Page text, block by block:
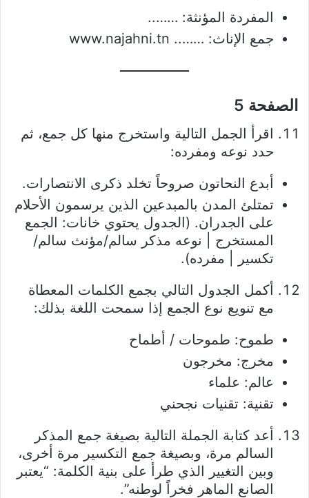
المفردة المؤنثة: ……..
جمع الإناث: …….. www.najahni.tn
الصفحة 5
اقرأ الجمل التالية واستخرج منها كل جمع، ثم
حدد نوعه ومفرده:
أبدع النحاتون صروحاً تخلد ذكرى الانتصارات.
تمتلئ المدن بالمبدعين الذين يرسمون الأحلام
على الجدران. (الجدول يحتوي خانات: الجمع
المستخرج | نوعه مذكر سالم/مؤنث سالم/
تكسير | مفرده).
أكمل الجدول التالي بجمع الكلمات المعطاة
مع تنويع نوع الجمع إذا سمحت اللغة بذلك:
طموح: طموحات / أطماح
مخرج: مخرجون
عالم: علماء
تقنية: تقنيات نجحني
أعد كتابة الجملة التالية بصيغة جمع المذكر
السالم مرة، وبصيغة جمع التكسير مرة أخرى،
وبين التغيير الذي طرأ على بنية الكلمة: “يعتبر
الصانع الماهر فخراً لوطنه”.